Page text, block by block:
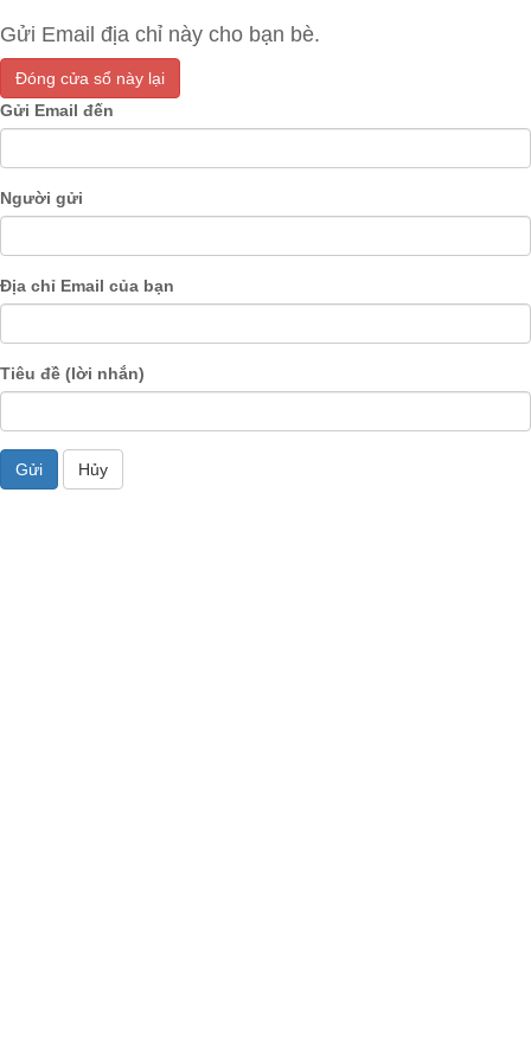
Gửi Email địa chỉ này cho bạn bè.
Đóng cửa sổ này lại
Gửi Email đến
Người gửi
Địa chỉ Email của bạn
Tiêu đề (lời nhắn)
Gửi Hủy